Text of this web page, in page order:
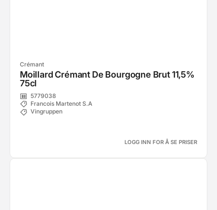
Crémant
Moillard Crémant De Bourgogne Brut 11,5%
75cl
5779038
Francois Martenot S.A
Vingruppen
LOGG INN FOR Å SE PRISER